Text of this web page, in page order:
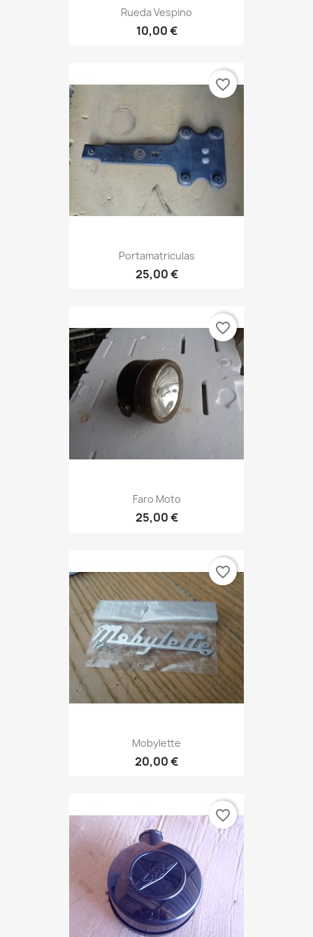
Rueda Vespino
10,00 €
Portamatriculas
25,00 €
favorite_border
Faro Moto
25,00 €
favorite_border
Mobylette
20,00 €
favorite_border
favorite_border